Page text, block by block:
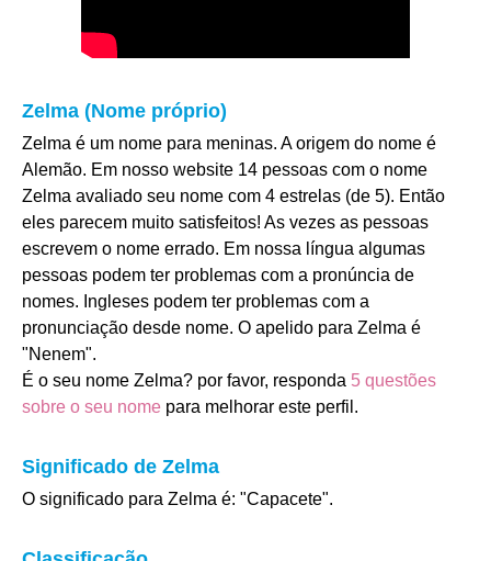
Zelma (Nome próprio)
Zelma é um nome para meninas. A origem do nome é
Alemão. Em nosso website 14 pessoas com o nome
Zelma avaliado seu nome com 4 estrelas (de 5). Então
eles parecem muito satisfeitos! As vezes as pessoas
escrevem o nome errado. Em nossa língua algumas
pessoas podem ter problemas com a pronúncia de
nomes. Ingleses podem ter problemas com a
pronunciação desde nome. O apelido para Zelma é
"Nenem".
É o seu nome Zelma? por favor, responda 5 questões
sobre o seu nome para melhorar este perfil.
Significado de Zelma
O significado para Zelma é: "Capacete".